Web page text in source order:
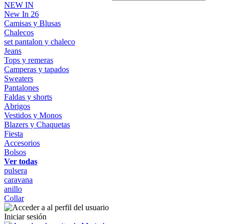
NEW IN
New In 26
Camisas y Blusas
Chalecos
set pantalon y chaleco
Jeans
Tops y remeras
Camperas y tapados
Sweaters
Pantalones
Faldas y shorts
Abrigos
Vestidos y Monos
Blazers y Chaquetas
Fiesta
Accesorios
Bolsos
Ver todas
pulsera
caravana
anillo
Collar
Iniciar sesión